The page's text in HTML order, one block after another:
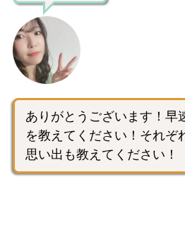
ありがとうございます！早
を教えてください！それぞ
思い出も教えてください！